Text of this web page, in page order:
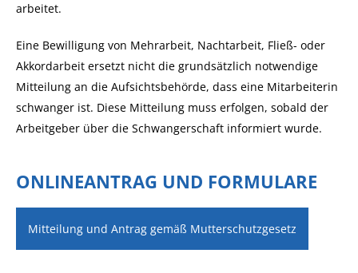
arbeitet.
Eine Bewilligung von Mehrarbeit, Nachtarbeit, Fließ- oder
Akkordarbeit ersetzt nicht die grundsätzlich notwendige
Mitteilung an die Aufsichtsbehörde, dass eine Mitarbeiterin
schwanger ist. Diese Mitteilung muss erfolgen, sobald der
Arbeitgeber über die Schwangerschaft informiert wurde.
ONLINEANTRAG UND FORMULARE
Mitteilung und Antrag gemäß Mutterschutzgesetz